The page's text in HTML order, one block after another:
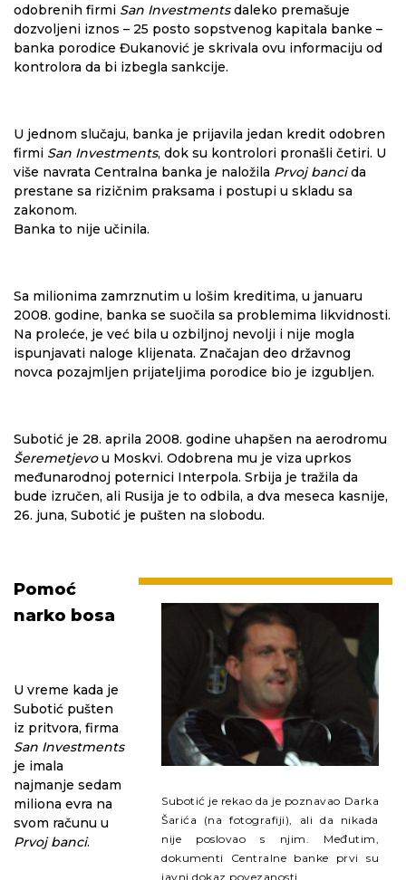
odobrenih firmi San Investmentsdaleko premašuje
dozvoljeni iznos – 25 posto sopstvenog kapitala banke –
banka porodice Đukanović je skrivala ovu informaciju od
kontrolora da bi izbegla sankcije.
U jednom slučaju, banka je prijavila jedan kredit odobren
firmi San Investments, dok su kontrolori pronašli četiri. U
više navrata Centralna banka je naložila Prvoj bancida
prestane sa rizičnim praksama i postupi u skladu sa
zakonom.
Banka to nije učinila.
Sa milionima zamrznutim u lošim kreditima, u januaru
2008. godine, banka se suočila sa problemima likvidnosti.
Na proleće, je već bila u ozbiljnoj nevolji i nije mogla
ispunjavati naloge klijenata. Značajan deo državnog
novca pozajmljen prijateljima porodice bio je izgubljen.
Subotić je 28. aprila 2008. godine uhapšen na aerodromu
Šeremetjevou Moskvi. Odobrena mu je viza uprkos
međunarodnoj poternici Interpola. Srbija je tražila da
bude izručen, ali Rusija je to odbila, a dva meseca kasnije,
26. juna, Subotić je pušten na slobodu.
Subotić je rekao da je poznavao Darka
Šarića (na fotografiji), ali da nikada
nije poslovao s njim. Međutim,
dokumenti Centralne banke prvi su
javni dokaz povezanosti
Pomoć
narko bosa
U vreme kada je
Subotić pušten
iz pritvora, firma
San Investments
je imala
najmanje sedam
miliona evra na
svom računu u
Prvoj banci.